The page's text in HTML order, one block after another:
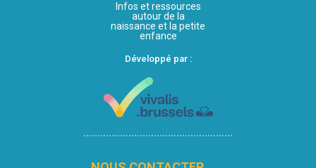
Infos et ressources
autour de la
naissance et la petite
enfance
Développé par :